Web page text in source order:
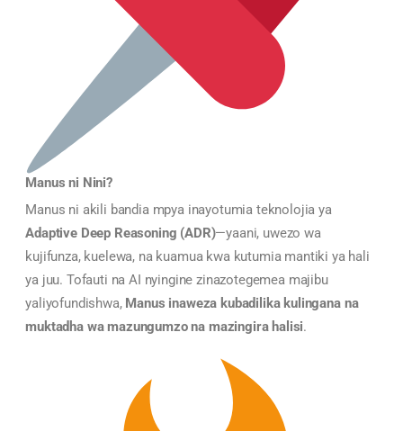
Manus ni Nini?
Manus ni akili bandia mpya inayotumia teknolojia ya
Adaptive Deep Reasoning (ADR)—yaani, uwezo wa
kujifunza, kuelewa, na kuamua kwa kutumia mantiki ya hali
ya juu. Tofauti na AI nyingine zinazotegemea majibu
yaliyofundishwa, Manus inaweza kubadilika kulingana na
muktadha wa mazungumzo na mazingira halisi.